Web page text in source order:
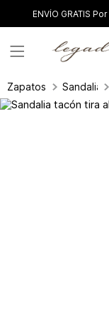
ENVÍO GRATIS
Zapatos Sandalias